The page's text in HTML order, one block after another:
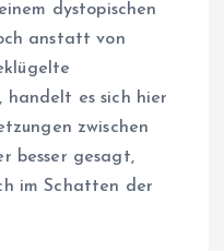
dystopischen
anstatt von
handelt es sich hier
zwischen
besser gesagt,
im Schatten der